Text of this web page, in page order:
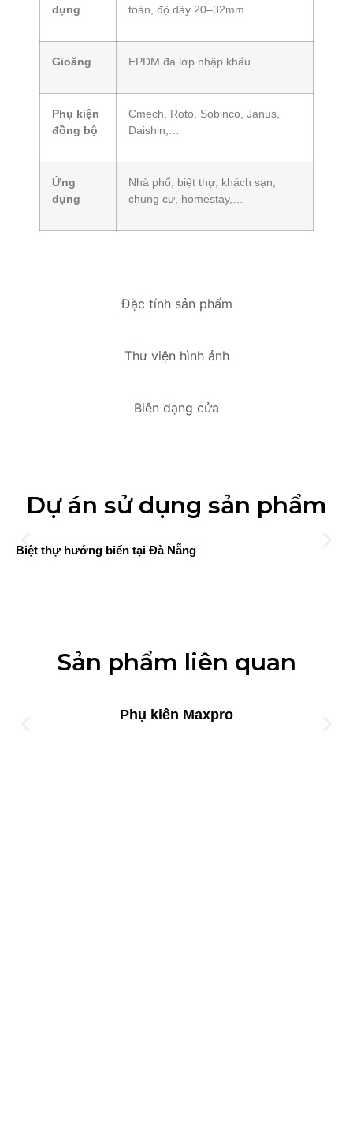
Đặc tính sản phẩm
Thư viện hình ảnh
Biên dạng cửa
dụng toàn, độ dày 20–32mm
Gioăng EPDM đa lớp nhập khẩu
Phụ kiện
đồng bộ
Cmech, Roto, Sobinco, Janus,
Daishin,…
Ứng
dụng
Nhà phố, biệt thự, khách sạn,
chung cư, homestay,…
Dự án sử dụng sản phẩm
Biệt thự hướng biển tại Đà Nẵng
Sản phẩm liên quan
Phụ kiên Maxpro